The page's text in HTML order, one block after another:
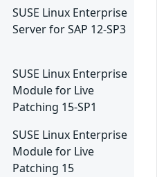
SUSE Linux Enterprise
Server for SAP 12-SP3
SUSE Linux Enterprise
Module for Live
Patching 15-SP1
SUSE Linux Enterprise
Module for Live
Patching 15